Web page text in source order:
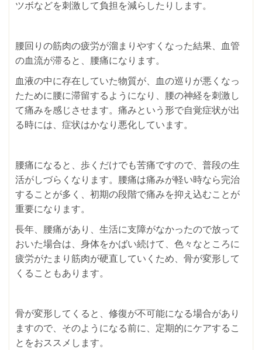
ツボなどを刺激して負担を減らしたりします。
腰回りの筋肉の疲労が溜まりやすくなった結果、血管
の血流が滞ると、腰痛になります。
血液の中に存在していた物質が、血の巡りが悪くなっ
たために腰に滞留するようになり、腰の神経を刺激し
て痛みを感じさせます。痛みという形で自覚症状が出
る時には、症状はかなり悪化しています。
腰痛になると、歩くだけでも苦痛ですので、普段の生
活がしづらくなります。腰痛は痛みが軽い時なら完治
することが多く、初期の段階で痛みを抑え込むことが
重要になります。
長年、腰痛があり、生活に支障がなかったので放って
おいた場合は、身体をかばい続けて、色々なところに
疲労がたまり筋肉が硬直していくため、骨が変形して
くることもあります。
骨が変形してくると、修復が不可能になる場合があり
ますので、そのようになる前に、定期的にケアするこ
とをおススメします。